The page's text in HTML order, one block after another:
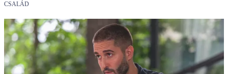
CSALÁD